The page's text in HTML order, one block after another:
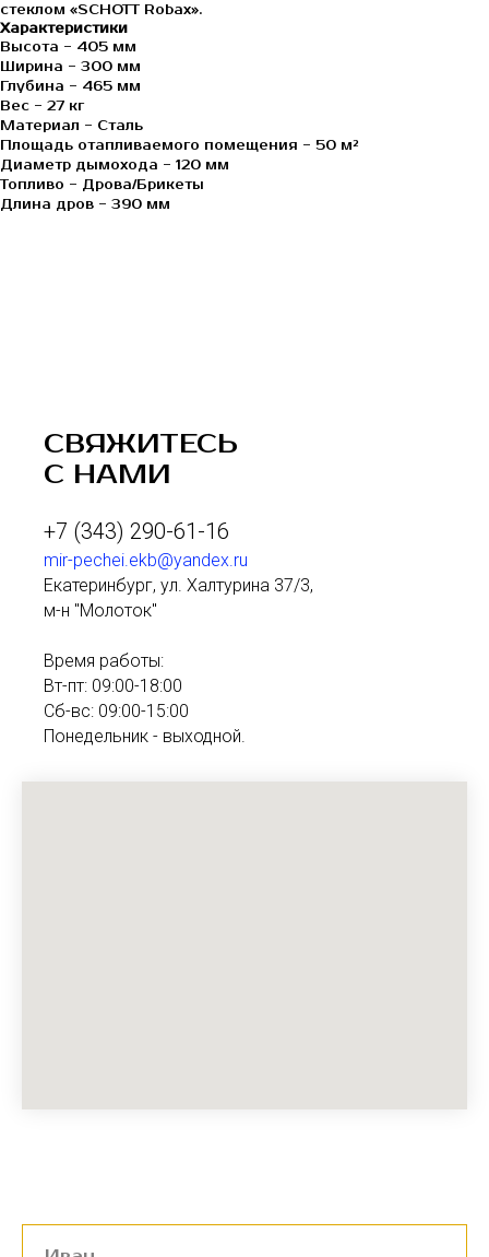
стеклом «SCHOTT Robax».
Характеристики
Высота - 405 мм
Ширина - 300 мм
Глубина - 465 мм
Вес - 27 кг
Материал - Сталь
Площадь отапливаемого помещения - 50 м²
Диаметр дымохода - 120 мм
Топливо - Дрова/Брикеты
Длина дров - 390 мм
СВЯЖИТЕСЬ
С НАМИ
+7 (343) 290-61-16
mir-pechei.ekb@yandex.ru
Екатеринбург, ул. Халтурина 37/3,
м-н "Молоток"
Время работы:
Вт-пт: 09:00-18:00
Сб-вс: 09:00-15:00
Понедельник - выходной.